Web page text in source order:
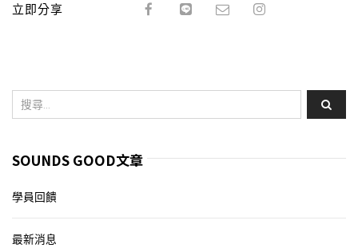
立即分享
SOUNDS GOOD文章
學員回饋
最新消息